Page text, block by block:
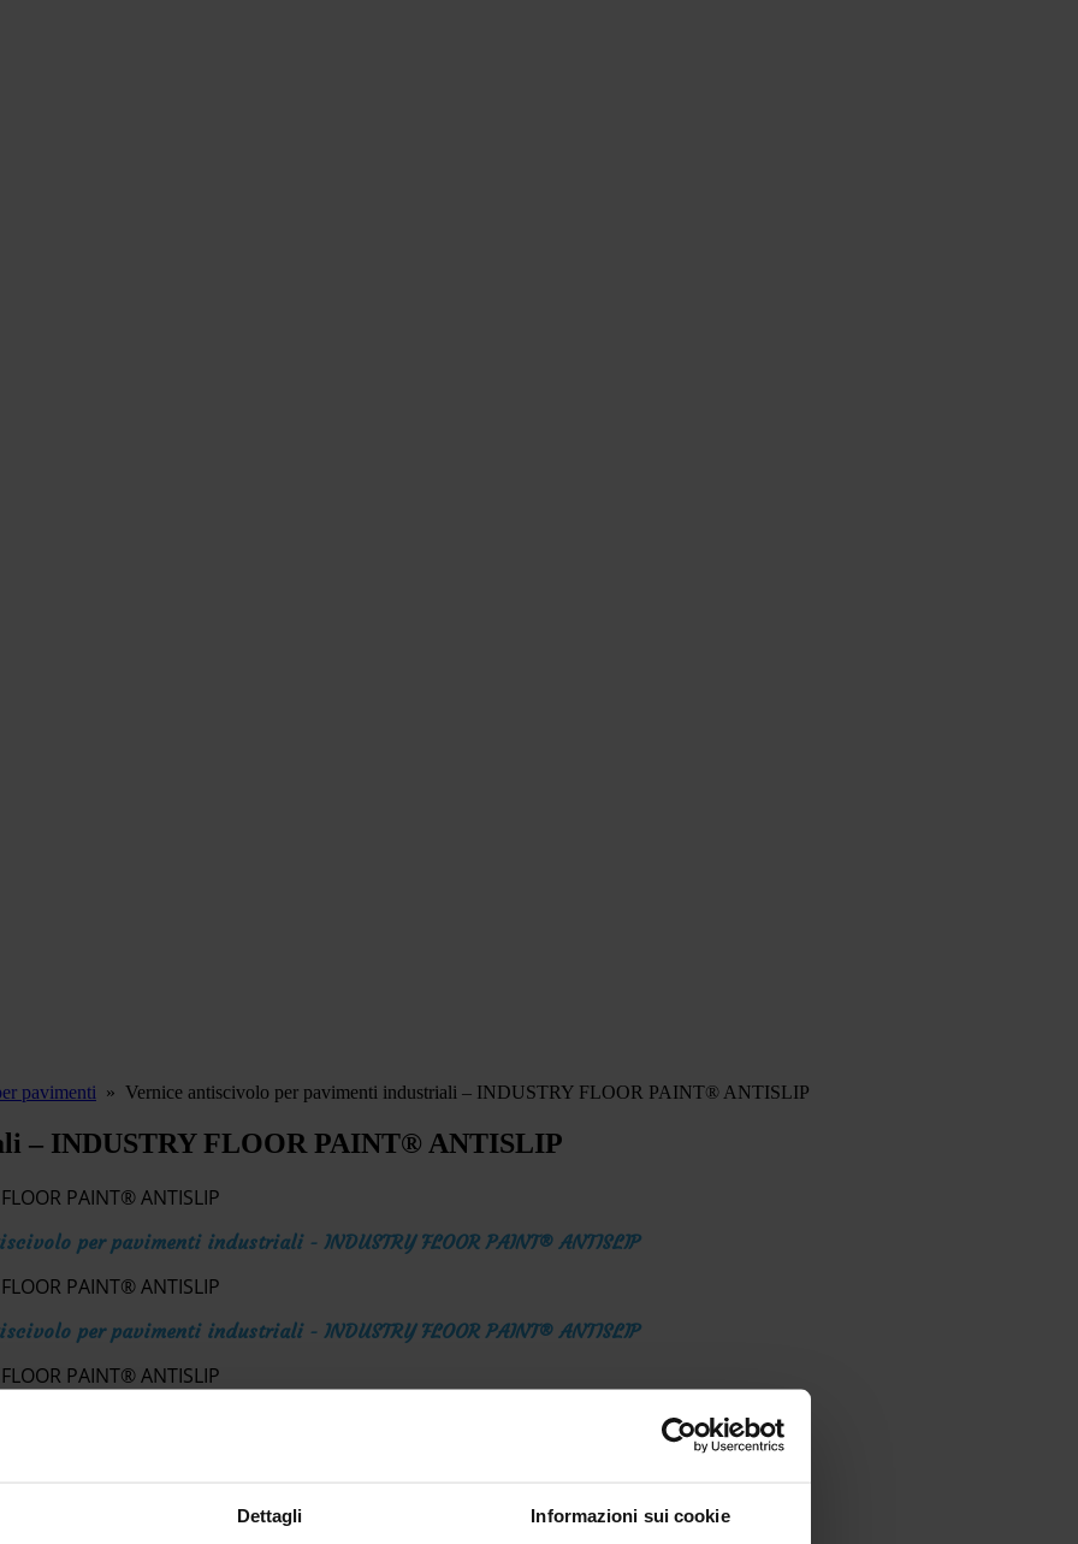
Dettagli Informazioni sui cookie
pavimenti » Vernice antiscivolo per pavimenti industriali – INDUSTRY FLOOR PAINT® ANTISLIP
– INDUSTRY FLOOR PAINT® ANTISLIP
per pavimenti industriali - INDUSTRY FLOOR PAINT® ANTISLIP
per pavimenti industriali - INDUSTRY FLOOR PAINT® ANTISLIP